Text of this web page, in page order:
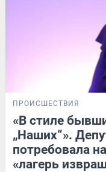
ПРОИСШЕСТВИЯ
«В стиле
„Наших“».
потребовала
«лагерь